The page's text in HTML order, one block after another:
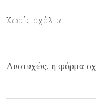
Χωρίς σχόλια
Δυστυχώς, η φόρμα